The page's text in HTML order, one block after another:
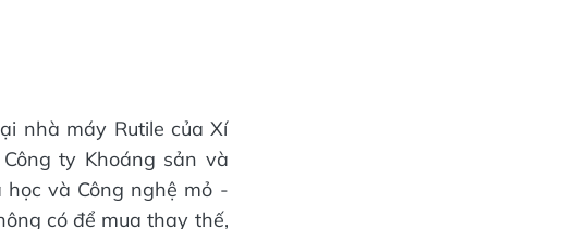
nhà máy Rutile của Xí
ty Khoáng sản và
và Công nghệ mỏ -
có để mua thay thế,